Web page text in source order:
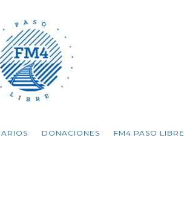
DONACIONES FM4 PASO LIBRE